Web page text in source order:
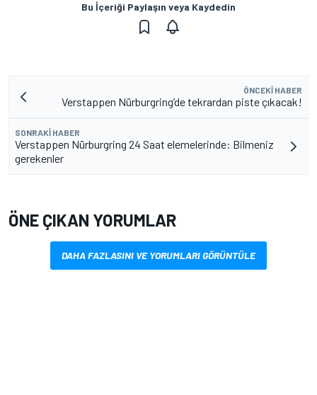
Bu İçeriği Paylaşın veya Kaydedin
ÖNCEKI HABER
Verstappen Nürburgring’de tekrardan piste çıkacak!
SONRAKI HABER
Verstappen Nürburgring 24 Saat elemelerinde: Bilmeniz
gerekenler
ÖNE ÇIKAN YORUMLAR
DAHA FAZLASINI VE YORUMLARI GÖRÜNTÜLE